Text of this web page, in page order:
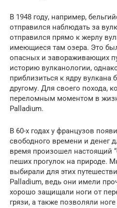
В 1948 году, например,
отправился наблюдать за
отправился прямо к жерлу
имеющиеся там озера. Это
опасных и завораживающих
историю вулканологии,
приблизиться к ядру вулкана
другому. Для своего похода,
переломным моментом в
Palladium.
В 60-х годах у французов
свободного времени и денег
время произошел настоящий
пеших прогулок на природе.
выбирали для этих
Palladium, ведь они имели
хорошо защищали ноги от
грязи, а также позволяли